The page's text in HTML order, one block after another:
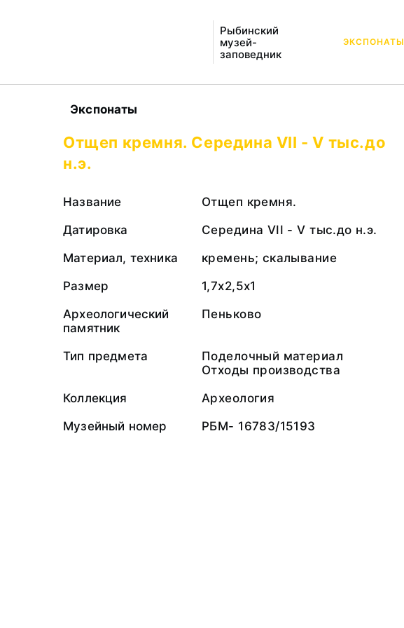
Рыбинский
музей-
заповедник
ЭКСПОНАТЫ
Экспонаты
Отщеп кремня. Середина VII - V тыс.до
н.э.
Название
Отщеп кремня.
Датировка
Середина VII - V тыс.до н.э.
Материал, техника
кремень; скалывание
Размер
1,7х2,5х1
Археологический
памятник
Пеньково
Тип предмета
Поделочный материал
Отходы производства
Коллекция
Археология
Музейный номер
РБМ- 16783/15193